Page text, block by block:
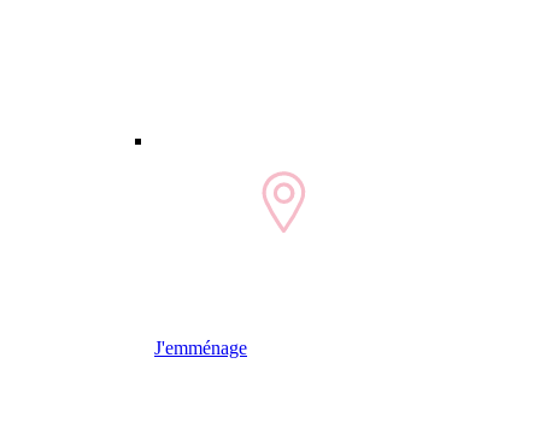
J'emménage